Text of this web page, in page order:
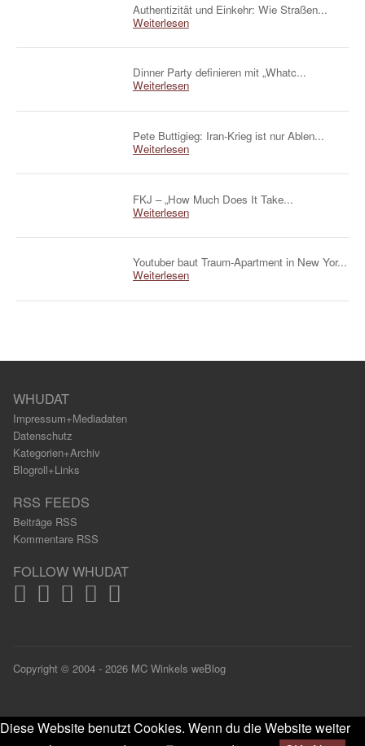
Authentizität und Einkehr: Wie Straßen...
Weiterlesen
Dinner Party definieren mit „Whatc...
Weiterlesen
Pete Buttigieg: Iran-Krieg ist nur Ablen...
Weiterlesen
FKJ – „How Much Does It Take...
Weiterlesen
Youtuber baut Traum-Apartment in New Yor...
Weiterlesen
WHUDAT
Impressum+Mediadaten
Datenschutz
Kategorien+Archiv
Blogroll+Links
RSS FEEDS
Beiträge RSS
Kommentare RSS
FOLLOW WHUDAT
Copyright © 2004 - 2026 MC Winkels weBlog
Diese Website benutzt Cookies. Wenn du die Website weiter